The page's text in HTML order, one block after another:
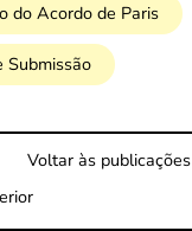
do Acordo de Paris
Submissão
Voltar às publicações